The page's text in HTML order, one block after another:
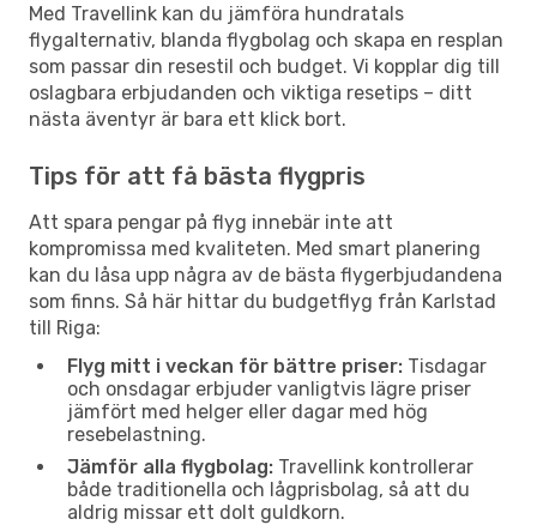
Med Travellink kan du jämföra hundratals
flygalternativ, blanda flygbolag och skapa en resplan
som passar din resestil och budget. Vi kopplar dig till
oslagbara erbjudanden och viktiga resetips – ditt
nästa äventyr är bara ett klick bort.
Tips för att få bästa flygpris
Att spara pengar på flyg innebär inte att
kompromissa med kvaliteten. Med smart planering
kan du låsa upp några av de bästa flygerbjudandena
som finns. Så här hittar du budgetflyg från Karlstad
till Riga:
Flyg mitt i veckan för bättre priser: Tisdagar
och onsdagar erbjuder vanligtvis lägre priser
jämfört med helger eller dagar med hög
resebelastning.
Jämför alla flygbolag: Travellink kontrollerar
både traditionella och lågprisbolag, så att du
aldrig missar ett dolt guldkorn.